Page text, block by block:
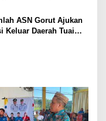
ASN Gorut Ajukan
Keluar Daerah Tuai